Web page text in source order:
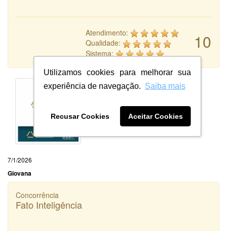
Utilizamos cookies para melhorar sua
experiência de navegação. Saiba mais
Recusar Cookies Aceitar Cookies
10
Atendimento:
Qualidade:
Sistema:
7/1/2026
Giovana
Concorrência
Fato Inteligência